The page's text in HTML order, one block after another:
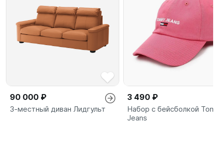
90 000 ₽
3-местный диван Лидгульт
3 490 ₽
Набор с бейсболкой
Jeans